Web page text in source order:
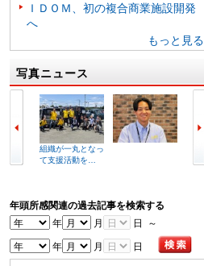
ＩＤＯＭ、初の複合商業施設開発
へ
もっと見る
写真ニュース
組織が一丸となっ
て支援活動を…
年頭所感関連の過去記事を検索する
年
月 日 ～
年 月 日